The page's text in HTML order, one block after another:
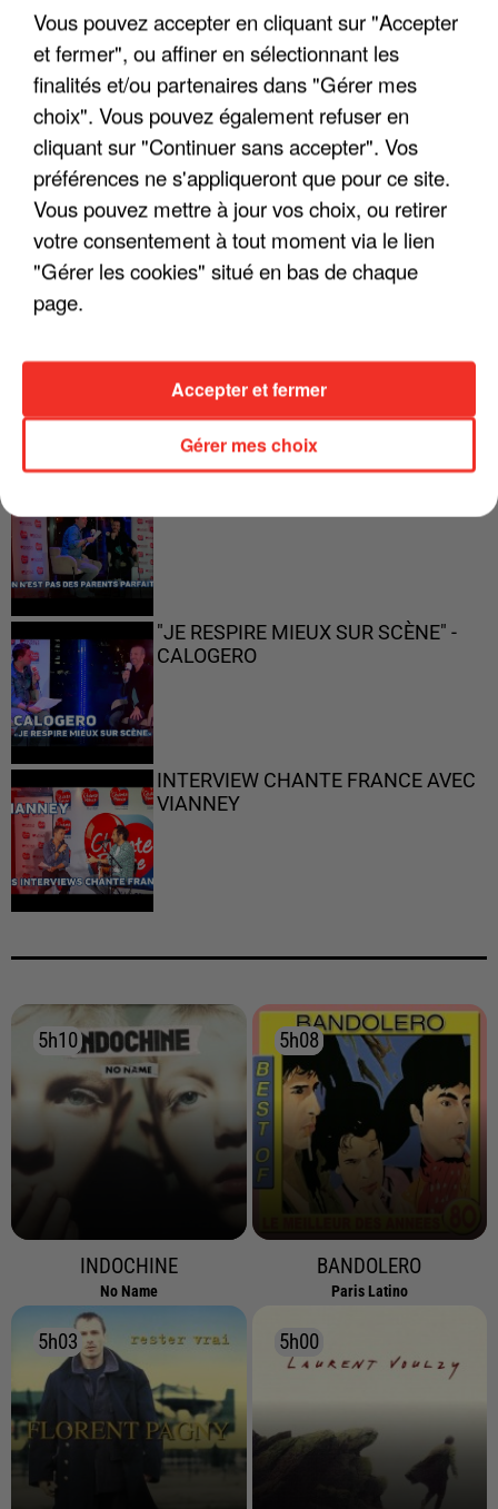
LES INTERVIEWS CHANTE
FRANCE
Voir plus
"JE SUIS À DISPOSITION DES
ENFOIRÉS"
"JE RESPIRE MIEUX SUR SCÈNE" -
CALOGERO
INTERVIEW CHANTE FRANCE AVEC
VIANNEY
5h10
5h10
INDOCHINE
No Name
5h08
5h08
BANDOLERO
Paris Latino
5h03
5h03 5h00
5h00
Vous pouvez accepter en cliquant sur "Accepter
et fermer", ou affiner en sélectionnant les
finalités et/ou partenaires dans "Gérer mes
choix". Vous pouvez également refuser en
cliquant sur "Continuer sans accepter". Vos
préférences ne s'appliqueront que pour ce site.
Vous pouvez mettre à jour vos choix, ou retirer
votre consentement à tout moment via le lien
"Gérer les cookies" situé en bas de chaque
page.
Gérer mes choix
Accepter et fermer